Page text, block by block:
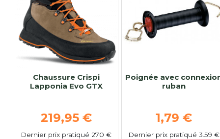
Chaussure Crispi
Lapponia Evo GTX
Prix de base
219,95 €
Dernier prix pratiqué 270 €
Poignée avec
ruban
Prix de
1,79 €
Dernier prix pratiqué 3.59 €